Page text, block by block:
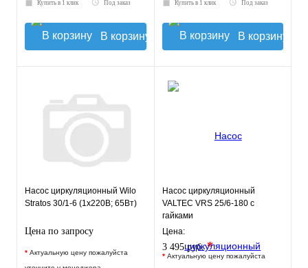
Купить в 1 клик Под заказ
В корзину
Купить в 1 клик Под заказ
В корзину
Насос циркуляционный Wilo
Stratos 30/1-6 (1х220В; 65Вт)
Цена по запросу
* Актуальную цену пожалуйста
Насос циркуляционный
VALTEC VRS 25/6-180 с
гайками
Цена:
3 495 руб.*
* Актуальную цену пожалуйста